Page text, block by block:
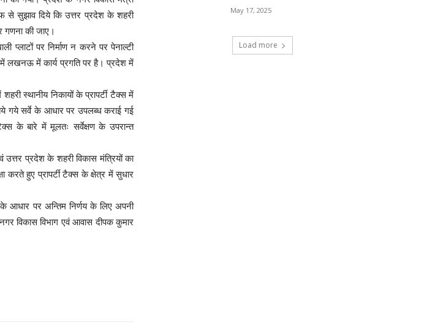
से सुझाव दिये कि उत्तर प्रदेश के शहरी
गणना की जाए।
पर निर्माण न करने पर पेनाल्टी
लखनऊ में कार्य प्रगति पर है। प्रदेश में
शहरी स्थानीय निकायों के प्रापर्टी टैक्स में
गये सर्वे के आधार पर उपलब्ध कराई गई
के बारे में मूलतः सर्वेक्षण के उपरान्त
उत्तर प्रदेश के शहरी विकास मंत्रियों का
करते हुए प्रापर्टी टैक्स के क्षेत्र में सुधार
के आधार पर अन्तिम निर्णय के लिए अपनी
विकास विभाग एवं आवास दीपक कुमार
May 17, 2025
Load more